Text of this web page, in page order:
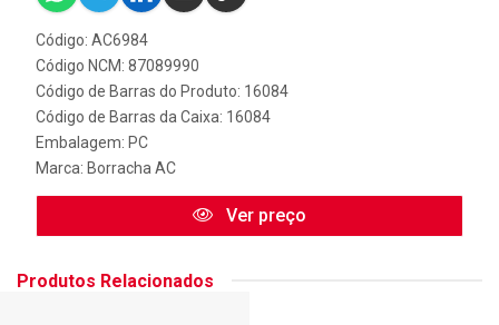
Código: AC6984
Código NCM: 87089990
Código de Barras do Produto: 16084
Código de Barras da Caixa: 16084
Embalagem: PC
Marca: Borracha AC
Ver preço
Produtos Relacionados